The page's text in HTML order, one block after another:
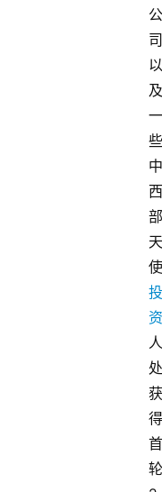
公
司
以
及
一
些
中
西
部
天
使
投
资
人
处
获
得
首
轮